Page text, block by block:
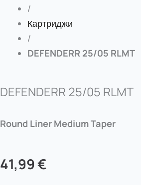
/
Картриджи
/
DEFENDERR 25/05 RLMT
DEFENDERR 25/05 RLMT
Round Liner Medium Taper
41,99€